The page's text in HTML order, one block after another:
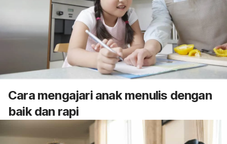
Cara mengajari anak menulis dengan
baik dan rapi